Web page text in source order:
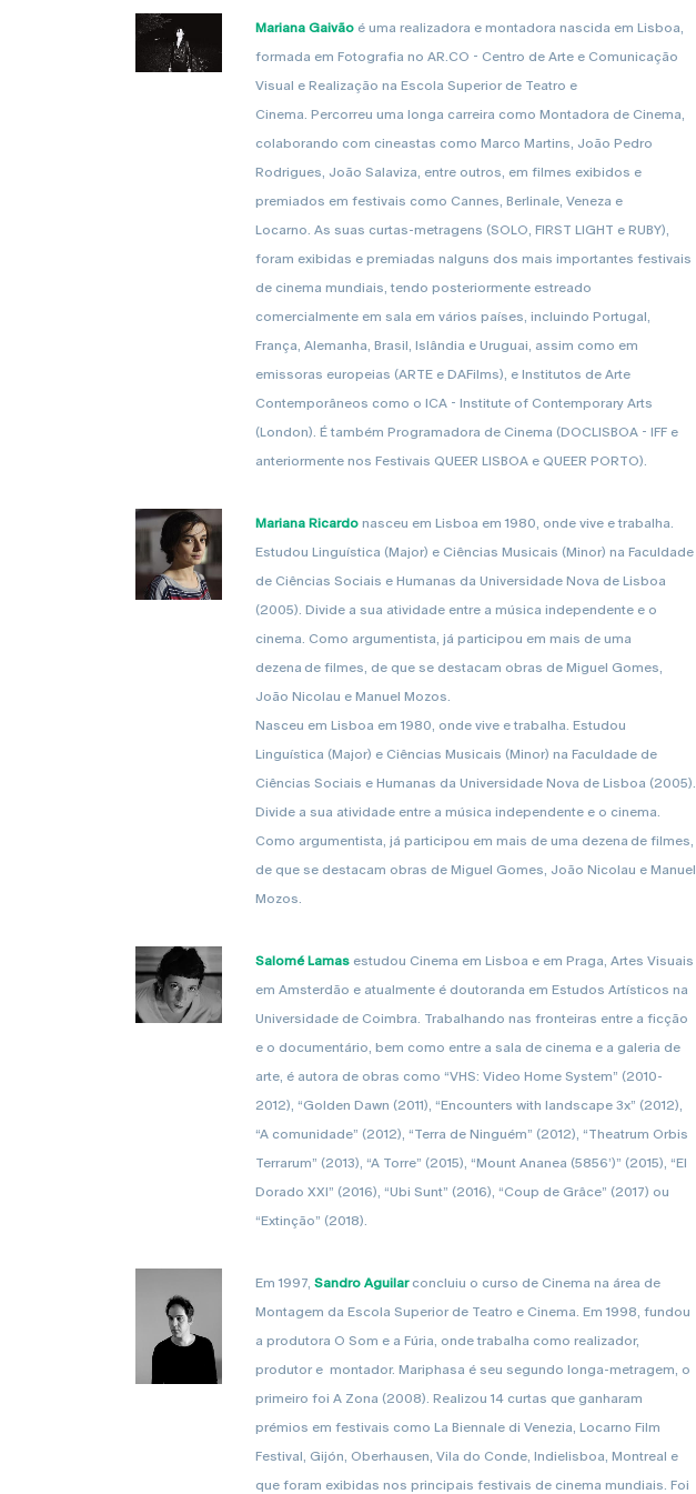
Mariana Gaivão é uma realizadora e montadora nascida em Lisboa,
formada em Fotografia no AR.CO - Centro de Arte e Comunicação
Visual e Realização na Escola Superior de Teatro e
Cinema. Percorreu uma longa carreira como Montadora de Cinema,
colaborando com cineastas como Marco Martins, João Pedro
Rodrigues, João Salaviza, entre outros, em filmes exibidos e
premiados em festivais como Cannes, Berlinale, Veneza e
Locarno. As suas curtas-metragens (SOLO, FIRST LIGHT e RUBY),
foram exibidas e premiadas nalguns dos mais importantes festivais
de cinema mundiais, tendo posteriormente estreado
comercialmente em sala em vários países, incluindo Portugal,
França, Alemanha, Brasil, Islândia e Uruguai, assim como em
emissoras europeias (ARTE e DAFilms), e Institutos de Arte
Contemporâneos como o ICA - Institute of Contemporary Arts
(London). É também Programadora de Cinema (DOCLISBOA - IFF e
anteriormente nos Festivais QUEER LISBOA e QUEER PORTO).
Mariana Ricardo nasceu em Lisboa em 1980, onde vive e trabalha.
Estudou Linguística (Major) e Ciências Musicais (Minor) na Faculdade
de Ciências Sociais e Humanas da Universidade Nova de Lisboa
(2005). Divide a sua atividade entre a música independente e o
cinema. Como argumentista, já participou em mais de uma
dezena de filmes, de que se destacam obras de Miguel Gomes,
João Nicolau e Manuel Mozos.
Nasceu em Lisboa em 1980, onde vive e trabalha. Estudou
Linguística (Major) e Ciências Musicais (Minor) na Faculdade de
Ciências Sociais e Humanas da Universidade Nova de Lisboa (2005).
Divide a sua atividade entre a música independente e o cinema.
Como argumentista, já participou em mais de uma dezena de filmes,
de que se destacam obras de Miguel Gomes, João Nicolau e Manuel
Mozos.
Salomé Lamas estudou Cinema em Lisboa e em Praga, Artes Visuais
em Amsterdão e atualmente é doutoranda em Estudos Artísticos na
Universidade de Coimbra. Trabalhando nas fronteiras entre a ficção
e o documentário, bem como entre a sala de cinema e a galeria de
arte, é autora de obras como “VHS: Video Home System” (2010-
2012), “Golden Dawn (2011), “Encounters with landscape 3x” (2012),
“A comunidade” (2012), “Terra de Ninguém” (2012), “Theatrum Orbis
Terrarum” (2013), “A Torre” (2015), “Mount Ananea (5856’)” (2015), “El
Dorado XXI” (2016), “Ubi Sunt” (2016), “Coup de Grâce” (2017) ou
“Extinção” (2018).
Em 1997, Sandro Aguilarconcluiu o curso de Cinema na área de
Montagem da Escola Superior de Teatro e Cinema. Em 1998, fundou
a produtora O Som e a Fúria, onde trabalha como realizador,
produtor e montador. Mariphasa é seu segundo longa-metragem, o
primeiro foi A Zona (2008). Realizou 14 curtas que ganharam
prémios em festivais como La Biennale di Venezia, Locarno Film
Festival, Gijón, Oberhausen, Vila do Conde, Indielisboa, Montreal e
que foram exibidas nos principais festivais de cinema mundiais. Foi